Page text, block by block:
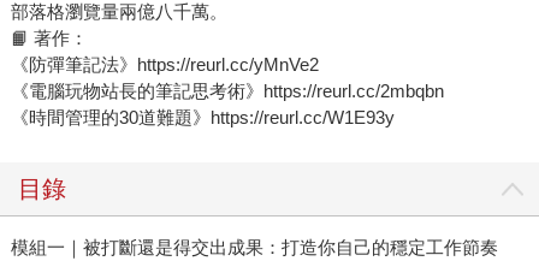
部落格瀏覽量兩億八千萬。
📙 著作：
《防彈筆記法》https://reurl.cc/yMnVe2
《電腦玩物站長的筆記思考術》https://reurl.cc/2mbqbn
《時間管理的30道難題》https://reurl.cc/W1E93y
目錄
模組一｜被打斷還是得交出成果：打造你自己的穩定工作節奏